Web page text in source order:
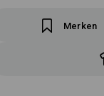
Merken